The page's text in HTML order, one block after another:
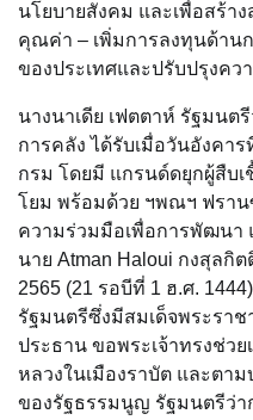
นโยบายสังคม และเพื่อสร้า
คุณค่า – เพิ่มการลงทุนด้าน
ของประเทศและปรับปรุงค
นางนาเดีย เฟตตาห์ รัฐมนต
การคลัง ได้รับเมื่อวันอังคา
กรม โดยมี แกรนด์ดยุกผู้สืบเ
โยม พร้อมด้วย ฯพณฯ ฟราน
ความร่วมมือเพื่อการพัฒนา
นาย Atman Haloui กงสุลกิ
2565 (21 รอบีที่ 1 ฮ.ศ.
รัฐมนตรีซึ่งมีสมเด็จพระรา
ประธาน ขอพระเจ้าทรงช่ว
หลวงในเมืองราบัต และตา
ของรัฐธรรมนูญ รัฐมนตรีว่า